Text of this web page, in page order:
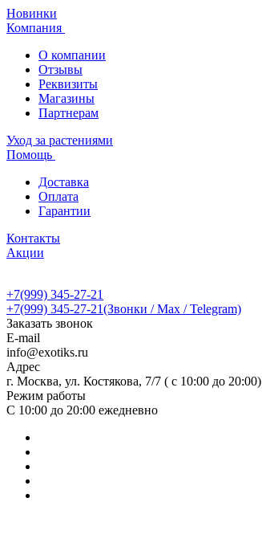
Новинки
Компания
О компании
Отзывы
Реквизиты
Магазины
Партнерам
Уход за растениями
Помощь
Доставка
Оплата
Гарантии
Контакты
Акции
+7(999) 345-27-21
+7(999) 345-27-21(Звонки / Max / Telegram)
Заказать звонок
E-mail
info@exotiks.ru
Адрес
г. Москва, ул. Костякова, 7/7 ( с 10:00 до 20:00)
Режим работы
С 10:00 до 20:00 ежедневно